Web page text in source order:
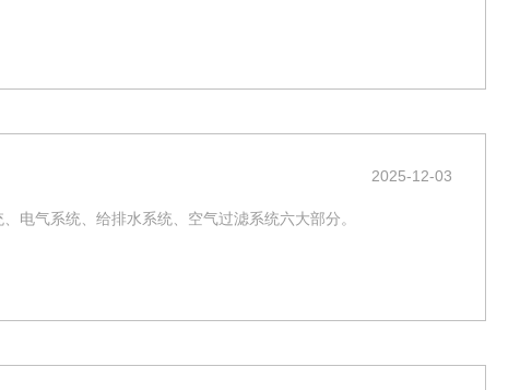
2025-12-03
电气系统、给排水系统、空气过滤系统六大部分。